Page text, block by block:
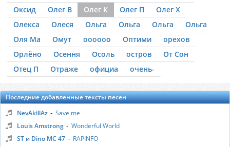
Оксид
Олег В Олег К Олег П
Олег Х
Олекса
Олеся Ольга Ольга Ольга
Ольга
Оля Ма
Омут оооооо Оптими
орехов
Орлёно
Осення Осоль остров
От Сон
Отец П
Отраже официа очень-
Последние добавленные тексты песен
NevAkillAz - Save me
Louis Amstrong - Wonderful World
ST и Dino MC 47 - RAPINFO